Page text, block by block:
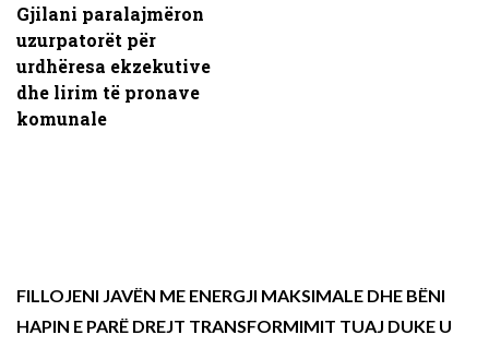
Gjilani paralajmëron
uzurpatorët për
urdhëresa ekzekutive
dhe lirim të pronave
komunale
FILLOJENI JAVËN ME ENERGJI MAKSIMALE DHE BËNI
HAPIN E PARË DREJT TRANSFORMIMIT TUAJ DUKE U